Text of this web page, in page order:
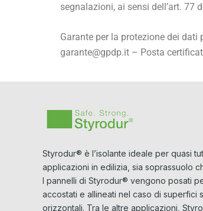
segnalazioni, ai sensi dell’art. 77
Garante per la protezione dei
garante@gpdp.it – Posta
Styrodur® è l’isolante ideale per quasi
applicazioni in edilizia, sia soprassuolo
I pannelli di Styrodur® vengono posati
accostati e allineati nel caso di superfici
orizzontali. Tra le altre applicazioni,